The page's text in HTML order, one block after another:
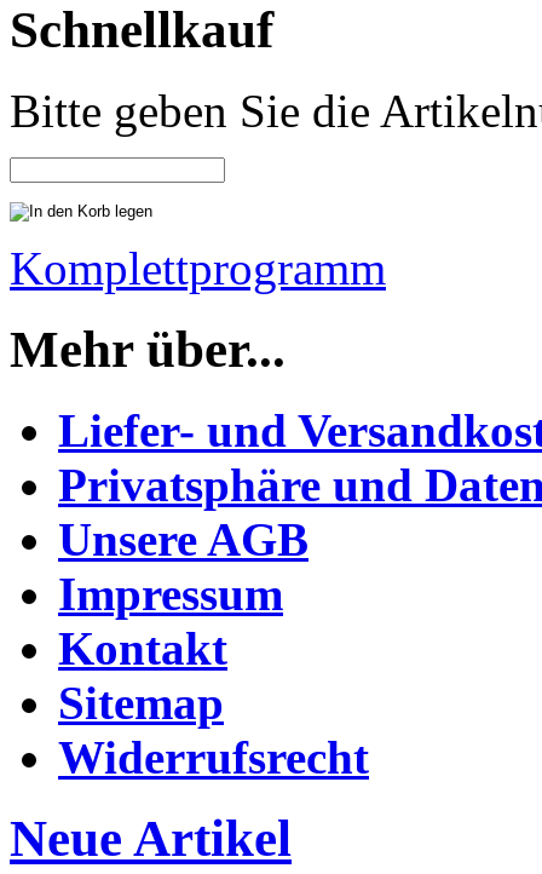
Schnellkauf
Bitte geben Sie die
Komplettprogramm
Mehr über...
Liefer- und
Privatsphäre und
Unsere AGB
Impressum
Kontakt
Sitemap
Widerrufsrecht
Neue Artikel